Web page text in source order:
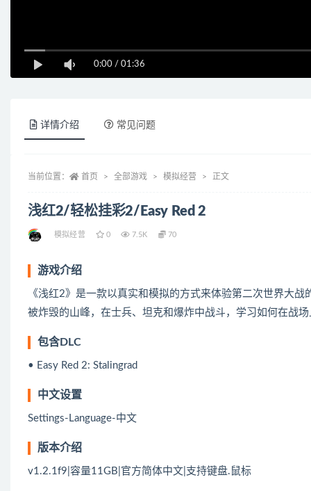
0:00 / 01:36
详情介绍 常见问题
当前位置： 首页 全部游戏 模拟经营 正文
浅红2/轻松挂彩2/Easy Red 2
模拟经营 0 7.5K 70
游戏介绍
《浅红2》是一款以真实和模拟的方式来体验第二次世界大
被炸毁的山峰，在士兵、坦克和爆炸中战斗，学习如何在战
包含DLC
• Easy Red 2: Stalingrad
中文设置
Settings-Language-中文
版本介绍
v1.2.1f9|容量11GB|官方简体中文|支持键盘.鼠标